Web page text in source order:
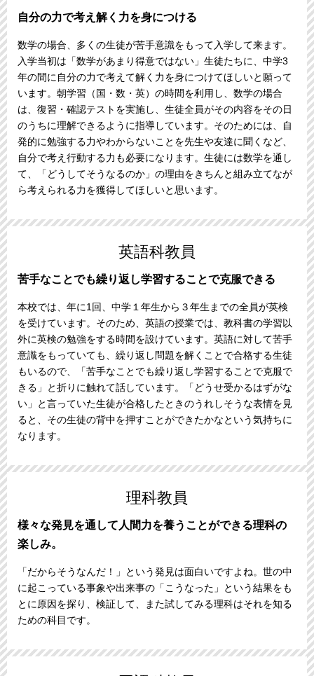
自分の力で考え解く力を身につける
数学の場合、多くの生徒が苦手意識をもって入学して来ます。
入学当初は「数学があまり得意ではない」生徒たちに、中学3
年の間に自分の力で考えて解く力を身につけてほしいと願って
います。朝学習（国・数・英）の時間を利用し、数学の場合
は、復習・確認テストを実施し、生徒全員がその内容をその日
のうちに理解できるように指導しています。そのためには、自
発的に勉強する力やわからないことを先生や友達に聞くなど、
自分で考え行動する力も必要になります。生徒には数学を通し
て、「どうしてそうなるのか」の理由をきちんと組み立てなが
ら考えられる力を獲得してほしいと思います。
英語科教員
苦手なことでも繰り返し学習することで克服できる
本校では、年に1回、中学１年生から３年生までの全員が英検
を受けています。そのため、英語の授業では、教科書の学習以
外に英検の勉強をする時間を設けています。英語に対して苦手
意識をもっていても、繰り返し問題を解くことで合格する生徒
もいるので、「苦手なことでも繰り返し学習することで克服で
きる」と折りに触れて話しています。「どうせ受かるはずがな
い」と言っていた生徒が合格したときのうれしそうな表情を見
ると、その生徒の背中を押すことができたかなという気持ちに
なります。
理科教員
様々な発見を通して人間力を養うことができる理科の
楽しみ。
「だからそうなんだ！」という発見は面白いですよね。世の中
に起こっている事象や出来事の「こうなった」という結果をも
とに原因を探り、検証して、また試してみる理科はそれを知る
ための科目です。